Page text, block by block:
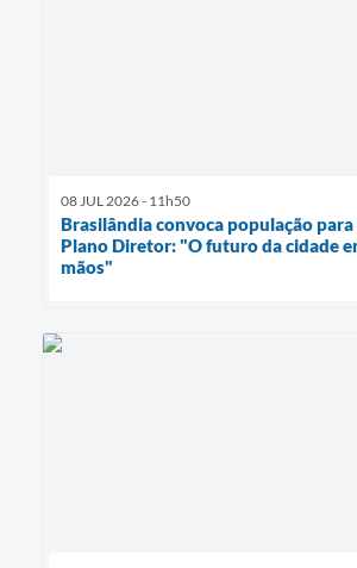
08 JUL 2026 - 11h50
Brasilândia convoca população
Plano Diretor: "O futuro da cidade
mãos"